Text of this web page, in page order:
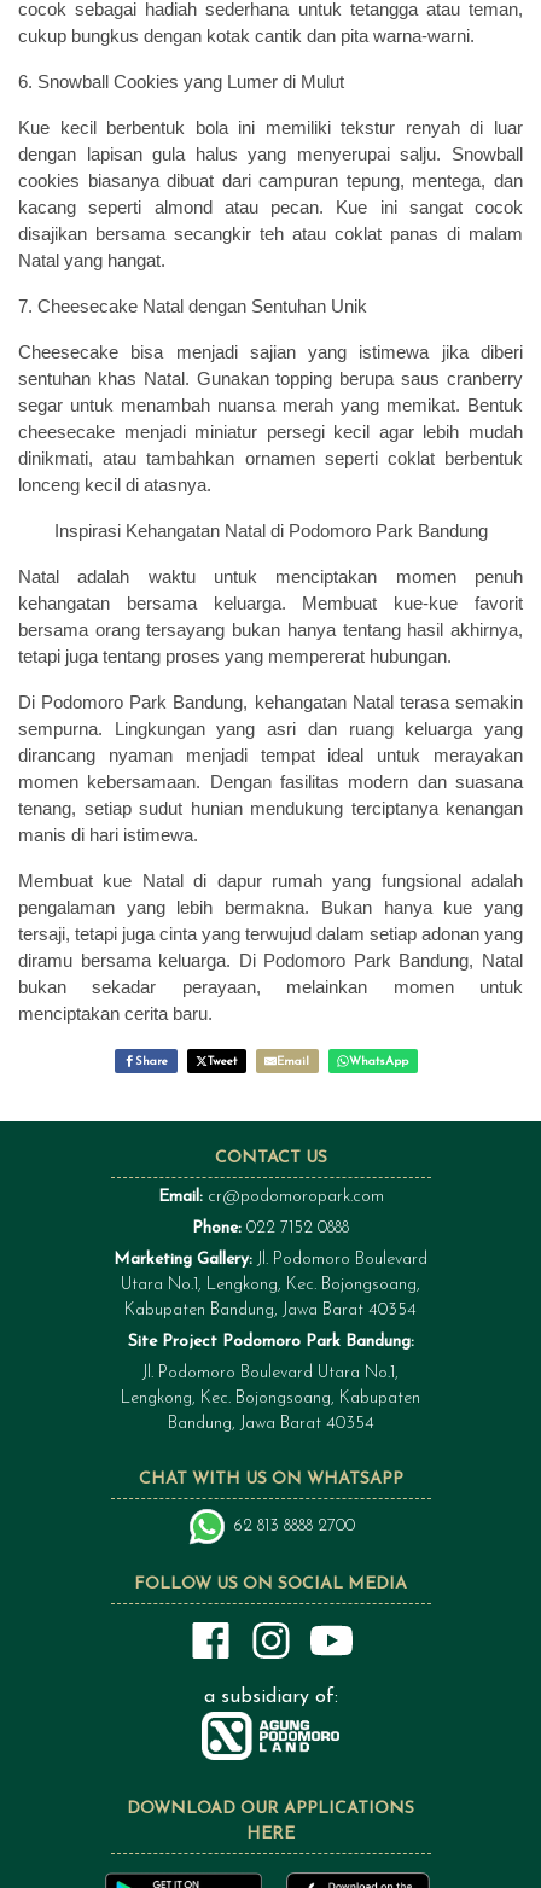
cocok sebagai hadiah sederhana untuk tetangga atau teman,
cukup bungkus dengan kotak cantik dan pita warna-warni.
6. Snowball Cookies yang Lumer di Mulut
Kue kecil berbentuk bola ini memiliki tekstur renyah di luar
dengan lapisan gula halus yang menyerupai salju. Snowball
cookies biasanya dibuat dari campuran tepung, mentega, dan
kacang seperti almond atau pecan. Kue ini sangat cocok
disajikan bersama secangkir teh atau coklat panas di malam
Natal yang hangat.
7. Cheesecake Natal dengan Sentuhan Unik
Cheesecake bisa menjadi sajian yang istimewa jika diberi
sentuhan khas Natal. Gunakan topping berupa saus cranberry
segar untuk menambah nuansa merah yang memikat. Bentuk
cheesecake menjadi miniatur persegi kecil agar lebih mudah
dinikmati, atau tambahkan ornamen seperti coklat berbentuk
lonceng kecil di atasnya.
Inspirasi Kehangatan Natal di Podomoro Park Bandung
Natal adalah waktu untuk menciptakan momen penuh
kehangatan bersama keluarga. Membuat kue-kue favorit
bersama orang tersayang bukan hanya tentang hasil akhirnya,
tetapi juga tentang proses yang mempererat hubungan.
Di Podomoro Park Bandung, kehangatan Natal terasa semakin
sempurna. Lingkungan yang asri dan ruang keluarga yang
dirancang nyaman menjadi tempat ideal untuk merayakan
momen kebersamaan. Dengan fasilitas modern dan suasana
tenang, setiap sudut hunian mendukung terciptanya kenangan
manis di hari istimewa.
Membuat kue Natal di dapur rumah yang fungsional adalah
pengalaman yang lebih bermakna. Bukan hanya kue yang
tersaji, tetapi juga cinta yang terwujud dalam setiap adonan yang
diramu bersama keluarga. Di Podomoro Park Bandung, Natal
bukan sekadar perayaan, melainkan momen untuk
menciptakan cerita baru.
Share Tweet Email WhatsApp
FOLLOW US ON SOCIAL MEDIA
a subsidiary of:
CHAT WITH US ON WHATSAPP
62 813 8888 2700
DOWNLOAD OUR APPLICATIONS
HERE
CONTACT US
Email: cr@podomoropark.com
Phone: 022 7152 0888
Marketing Gallery: Jl. Podomoro Boulevard
Utara No.1, Lengkong, Kec. Bojongsoang,
Kabupaten Bandung, Jawa Barat 40354
Site Project Podomoro Park Bandung:
Jl. Podomoro Boulevard Utara No.1,
Lengkong, Kec. Bojongsoang, Kabupaten
Bandung, Jawa Barat 40354